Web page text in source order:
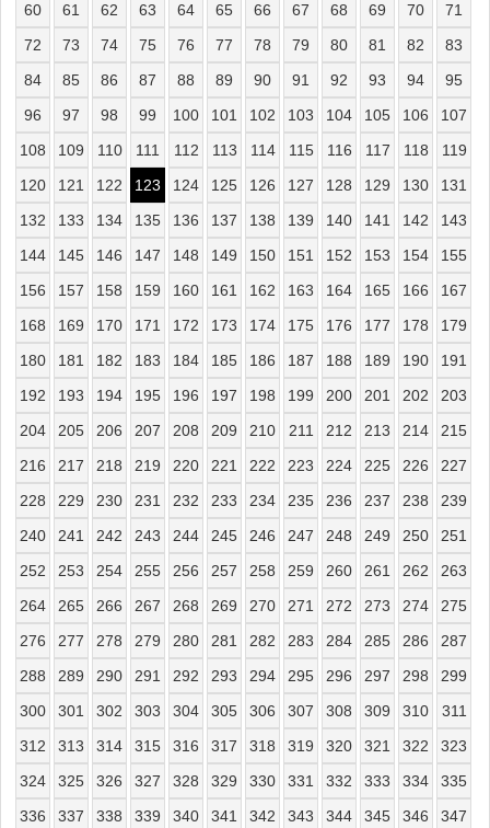
60
61 62 63 64 65 66 67 68 69 70
71
72
73 74 75 76 77 78 79 80 81 82
83
84
85 86 87 88 89 90 91 92 93 94
95
96
97 98 99 100 101 102 103 104 105 106
107
108
109 110 111 112 113 114 115 116 117 118
119
120
121 122 123 124 125 126 127 128 129 130
131
132
133 134 135 136 137 138 139 140 141 142
143
144
145 146 147 148 149 150 151 152 153 154
155
156
157 158 159 160 161 162 163 164 165 166
167
168
169 170 171 172 173 174 175 176 177 178
179
180
181 182 183 184 185 186 187 188 189 190
191
192
193 194 195 196 197 198 199 200 201 202
203
204
205 206 207 208 209 210 211 212 213 214
215
216
217 218 219 220 221 222 223 224 225 226
227
228
229 230 231 232 233 234 235 236 237 238
239
240
241 242 243 244 245 246 247 248 249 250
251
252
253 254 255 256 257 258 259 260 261 262
263
264
265 266 267 268 269 270 271 272 273 274
275
276
277 278 279 280 281 282 283 284 285 286
287
288
289 290 291 292 293 294 295 296 297 298
299
300
301 302 303 304 305 306 307 308 309 310
311
312
313 314 315 316 317 318 319 320 321 322
323
324
325 326 327 328 329 330 331 332 333 334
335
336
337 338 339 340 341 342 343 344 345 346
347